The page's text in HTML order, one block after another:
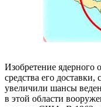
Изобретение ядерного
средства его доставки,
увеличили шансы
в этой области